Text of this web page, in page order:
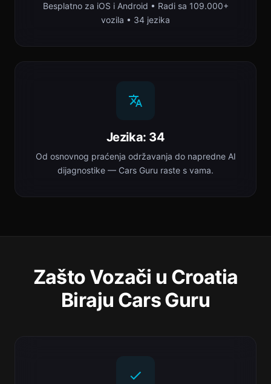
Besplatno za iOS i Android • Radi sa 109.000+
vozila • 34 jezika
Jezika: 34
Od osnovnog praćenja održavanja do napredne AI
dijagnostike — Cars Guru raste s vama.
Zašto Vozači u Croatia
Biraju Cars Guru